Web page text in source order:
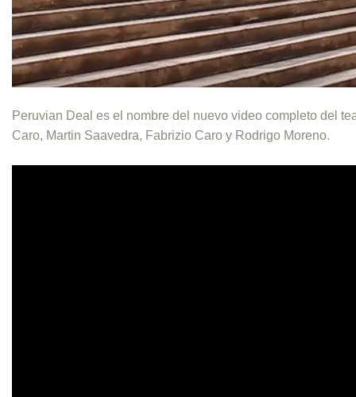
Peruvian Deal es el nombre del nuevo video completo del
Caro, Martin Saavedra, Fabrizio Caro y Rodrigo Moreno.